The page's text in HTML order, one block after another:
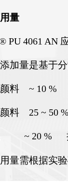
量
PU 4061 AN
加量是基于
颜料 ~ 10 %
料 25 ~ 50
~ 20 % 按
量需根据实验